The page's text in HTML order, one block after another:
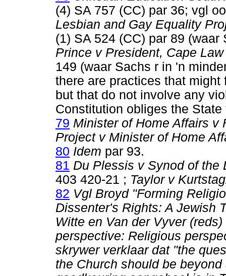
(4) SA 757 (CC) par 36; vgl
Lesbian and Gay Equality
(1) SA 524 (CC) par 89
Prince v President, Cape
149 (waar Sachs r in 'n
there are practices that
but that do not involve any
Constitution obliges the
79 Minister of Home Affairs v
Project v Minister of Home
80 Idem par 93.
81 Du Plessis v Synod of the
403 420-21 ; Taylor v
82 Vgl Broyd "Forming
Dissenter's Rights: A Jewish
Witte en Van der Vyver
perspective: Religious
skrywer verklaar dat "the
the Church should be